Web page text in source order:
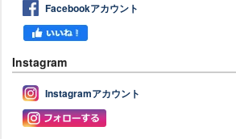
Facebookアカウント
Instagram
Instagramアカウント